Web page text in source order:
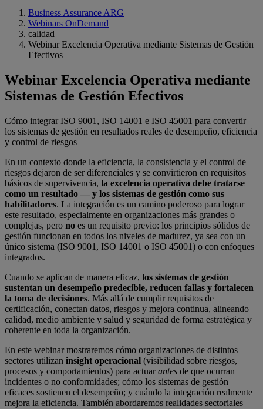
Business Assurance ARG
Webinars OnDemand
calidad
Webinar Excelencia Operativa mediante Sistemas de Gestión
Efectivos
Webinar Excelencia Operativa mediante
Sistemas de Gestión Efectivos
Cómo integrar ISO 9001, ISO 14001 e ISO 45001 para convertir
los sistemas de gestión en resultados reales de desempeño, eficiencia
y control de riesgos
En un contexto donde la eficiencia, la consistencia y el control de
riesgos dejaron de ser diferenciales y se convirtieron en requisitos
básicos de supervivencia, la excelencia operativa debe tratarse
como un resultado — y los sistemas de gestión como sus
habilitadores. La integración es un camino poderoso para lograr
este resultado, especialmente en organizaciones más grandes o
complejas, pero no es un requisito previo: los principios sólidos de
gestión funcionan en todos los niveles de madurez, ya sea con un
único sistema (ISO 9001, ISO 14001 o ISO 45001) o con enfoques
integrados.
Cuando se aplican de manera eficaz, los sistemas de gestión
sustentan un desempeño predecible, reducen fallas y fortalecen
la toma de decisiones. Más allá de cumplir requisitos de
certificación, conectan datos, riesgos y mejora continua, alineando
calidad, medio ambiente y salud y seguridad de forma estratégica y
coherente en toda la organización.
En este webinar mostraremos cómo organizaciones de distintos
sectores utilizan insight operacional (visibilidad sobre riesgos,
procesos y comportamientos) para actuarantes de que ocurran
incidentes o no conformidades; cómo los sistemas de gestión
eficaces sostienen el desempeño; y cuándo la integración realmente
mejora la eficiencia. También abordaremos realidades sectoriales